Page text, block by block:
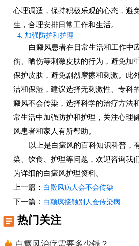
心理调适，保持积极乐观的心态，避
生，合理安排日常工作和生活。
4. 加强防护和护理
白癜风患者在日常生活和工作中
伤、晒伤等刺激皮肤的行为，避免加
保护皮肤，避免剧烈摩擦和刺激。此
洁和保湿，建议选择无刺激性、专科
癜风不会传染，选择科学的治疗方法
常生活中加强防护和护理，关注心理
风患者和家人有所帮助。
以上是白癜风的百科知识科普，
染、饮食、护理等问题，欢迎咨询我
为详细的白癜风护理资料。
上一篇： 白殿风病人会不会传染
下一篇： 白颠疯接触别人会传染病
热门关注